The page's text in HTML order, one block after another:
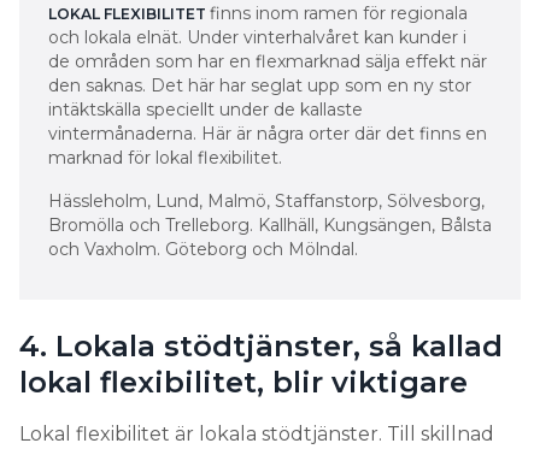
LOKAL FLEXIBILITET finns inom ramen för regionala
och lokala elnät. Under vinterhalvåret kan kunder i
de områden som har en flexmarknad sälja effekt när
den saknas. Det här har seglat upp som en ny stor
intäktskälla speciellt under de kallaste
vintermånaderna. Här är några orter där det finns en
marknad för lokal flexibilitet.
Hässleholm, Lund, Malmö, Staffanstorp, Sölvesborg,
Bromölla och Trelleborg. Kallhäll, Kungsängen, Bålsta
och Vaxholm. Göteborg och Mölndal.
4. Lokala stödtjänster, så kallad
lokal flexibilitet, blir viktigare
Lokal flexibilitet är lokala stödtjänster. Till skillnad